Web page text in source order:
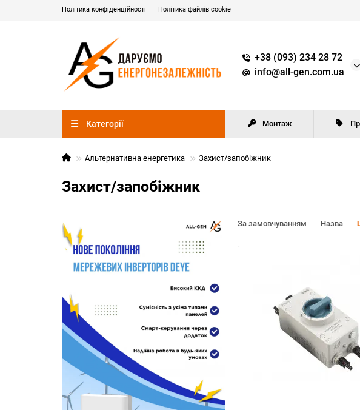
Політика конфіденційності Політика файлів cookie
+38 (093) 234 28 72
info@all-gen.com.ua
Категорії Монтаж
Альтернативна енергетика Захист/запобіжник
Захист/запобіжник
За замовчуванням Назва